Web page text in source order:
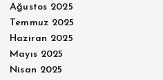
Ağustos 2025
Temmuz 2025
Haziran 2025
Mayıs 2025
Nisan 2025